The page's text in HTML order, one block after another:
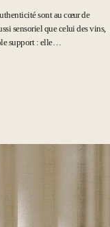
sont au cœur de
sensoriel que celui des vins,
support : elle…